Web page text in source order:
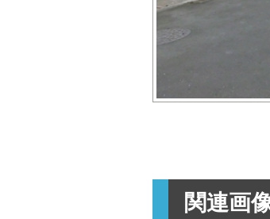
関連画